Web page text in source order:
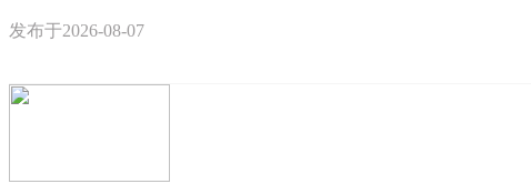
发布于2026-08-07